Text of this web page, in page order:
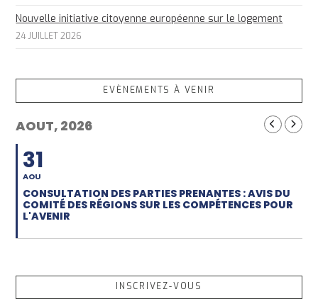
Nouvelle initiative citoyenne européenne sur le logement
24 JUILLET 2026
EVÈNEMENTS À VENIR
AOUT, 2026
31
AOU
CONSULTATION DES PARTIES PRENANTES : AVIS DU
COMITÉ DES RÉGIONS SUR LES COMPÉTENCES POUR
L'AVENIR
INSCRIVEZ-VOUS